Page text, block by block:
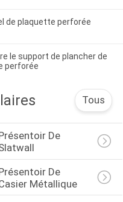
de plaquette perforée
le support de plancher de
perforée
Tous
De
De
Métallique